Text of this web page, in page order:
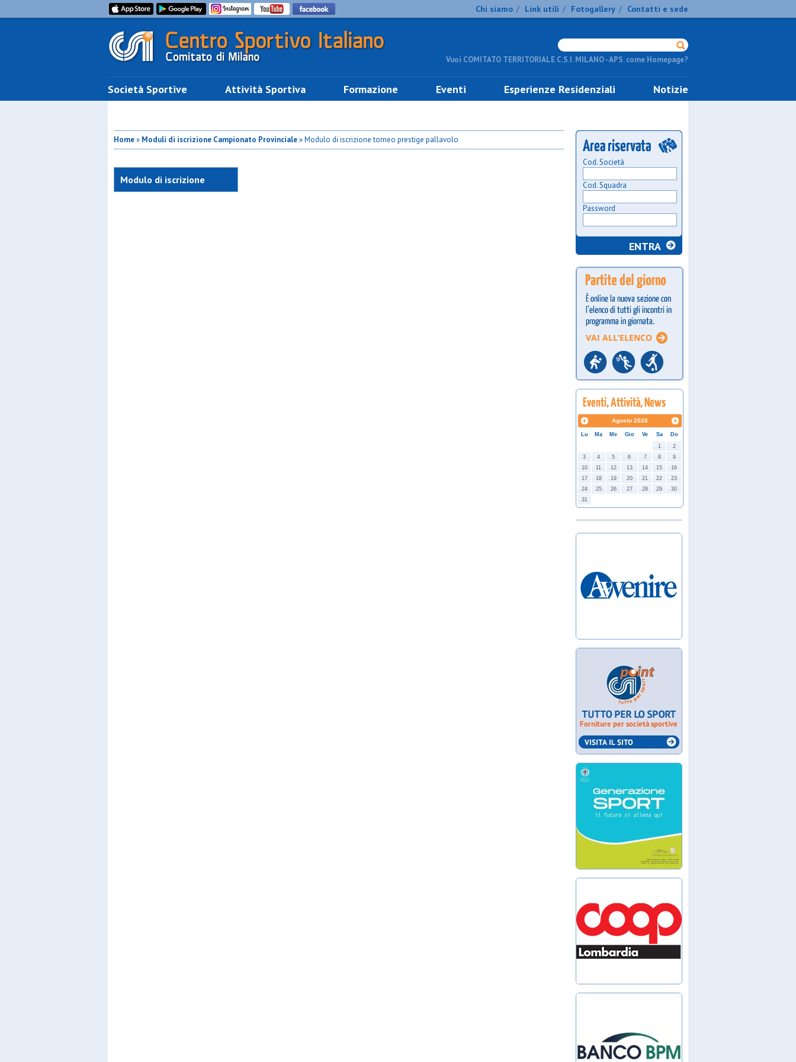
Chi siamo / Link utili / Fotogallery / Contatti e sede
Vuoi COMITATO TERRITORIALE C.S.I. MILANO - APS. come Homepage?
Società Sportive Attività Sportiva Formazione Eventi Esperienze Residenziali Notizie
Home» Moduli di iscrizione Campionato Provinciale» Modulo di iscrizione torneo prestige pallavolo
Modulo di iscrizione
Cod. Società
Cod. Squadra
Password
Agosto 2026
Lu Ma Me Gio Ve Sa
Do
1
2
3
4 5 6 7 8
9
10
11 12 13 14 15
16
17
18 19 20 21 22
23
24
25 26 27 28 29
30
31